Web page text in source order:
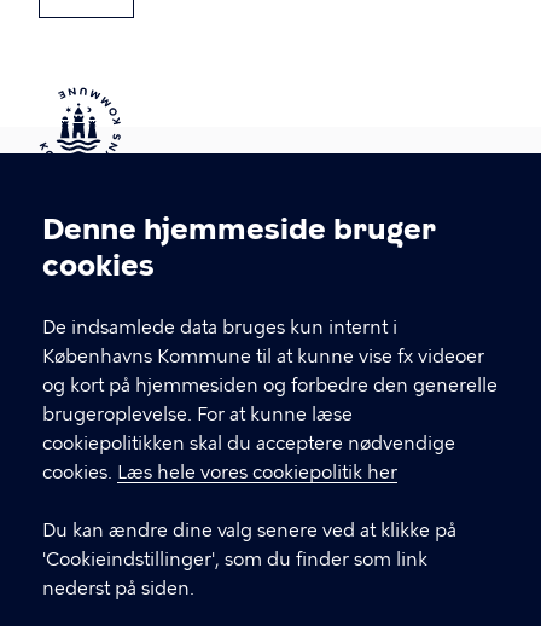
Cookieindstillinger
Denne hjemmeside bruger
cookies
De indsamlede data bruges kun internt i
Københavns Kommune til at kunne vise fx videoer
og kort på hjemmesiden og forbedre den generelle
brugeroplevelse. For at kunne læse
cookiepolitikken skal du acceptere nødvendige
cookies. Læs hele vores cookiepolitik her
Du kan ændre dine valg senere ved at klikke på
'Cookieindstillinger', som du finder som link
nederst på siden.
Kontakt Københavns Kommune
T
fFind andre kontakter her
CVR-nummer64942212
GENVEJE
Digital Post
Databeskyttelse